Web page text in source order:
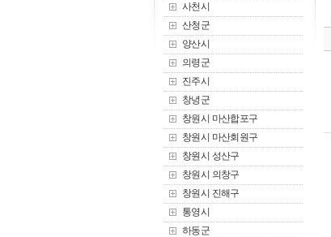
사천시
산청군
양산시
의령군
진주시
창녕군
창원시 마산합포구
창원시 마산회원구
창원시 성산구
창원시 의창구
창원시 진해구
통영시
하동군